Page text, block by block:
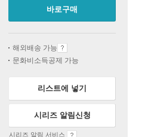
바로구매
해외배송 가능
문화비소득공제 가능
리스트에 넣기
시리즈 알림신청
시리즈 알림 서비스